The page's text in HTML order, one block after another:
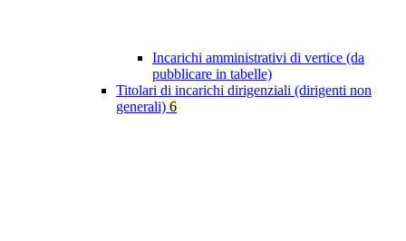
Incarichi amministrativi di vertice (da
pubblicare in tabelle)
Titolari di incarichi dirigenziali (dirigenti non
generali) 6